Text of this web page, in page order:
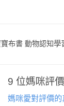
布書 動物認知學
9 位媽咪評價
媽咪愛對評價的